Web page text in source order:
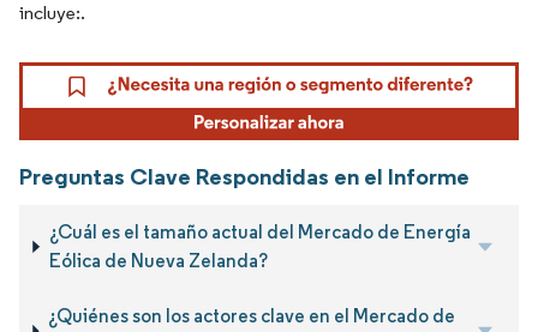
incluye:.
Preguntas Clave Respondidas en el Informe
¿Cuál es el tamaño actual del Mercado de Energía
Eólica de Nueva Zelanda?
¿Quiénes son los actores clave en el Mercado de